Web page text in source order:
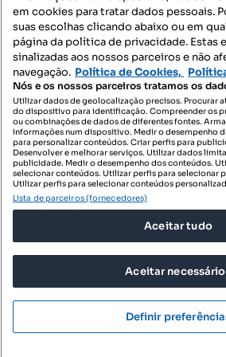
Mapa do Site
Contacte-nos
SIGA-NOS:
DESCARREGAR NA:
© 2026 Imovirtual.com, OLX
TERMOS DE
POLÍTICA DE
CONFIGURAÇÕES DE
em cookies para tratar dados pessoais.
suas escolhas clicando abaixo ou em
página da política de privacidade. Estas
sinalizadas aos nossos parceiros e não
navegação. Política de Cookies,
Nós e os nossos parceiros tratamos os
Utilizar dados de geolocalização precisos. Procurar
do dispositivo para identificação. Compreender os
ou combinações de dados de diferentes fontes.
informações num dispositivo. Medir o desempenho
para personalizar conteúdos. Criar perfis para
Desenvolver e melhorar serviços. Utilizar dados
publicidade. Medir o desempenho dos conteúdos.
selecionar conteúdos. Utilizar perfis para selecionar
Utilizar perfis para selecionar conteúdos
Lista de parceiros (fornecedores)
Aceitar tudo
Aceitar
Definir